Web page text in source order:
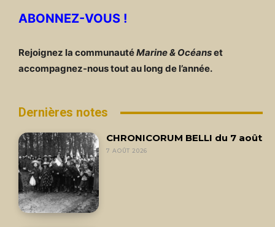
ABONNEZ-VOUS !
Rejoignez la communautéMarine & Océanset
accompagnez-nous tout au long de l’année.
Dernières notes
CHRONICORUM BELLI du 7 août
7 AOÛT 2026